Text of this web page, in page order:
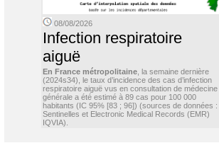
08/08/2026
Infection respiratoire
aiguë
En France métropolitaine , la semaine dernière
(2024s34), le taux d’incidence des cas d’infection
respiratoire aiguë vus en consultation de médecine
générale a été estimé à 89 cas pour 100 000
habitants (IC 95% [83 ; 96]) (sources de données :
Sentinelles et Electronic Medical Records (EMR)
IQVIA).